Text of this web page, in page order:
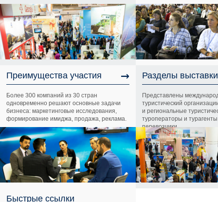
→
Преимущества участия
Более 300 компаний из 30 стран
одновременно решают основные задачи
бизнеса: маркетинговые исследования,
формирование имиджа, продажа, реклама.
Разделы выставки
Представлены
туристический
и региональные
туроператоры и
перевозчики.
Быстрые ссылки